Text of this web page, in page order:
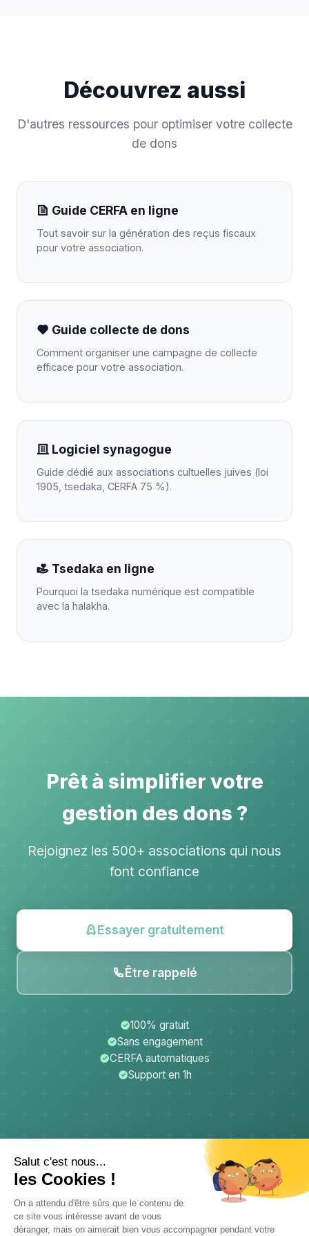
Découvrez aussi
D'autres ressources pour optimiser votre collecte
de dons
Guide CERFA en ligne
Tout savoir sur la génération des reçus fiscaux
pour votre association.
Guide collecte de dons
Comment organiser une campagne de collecte
efficace pour votre association.
Logiciel synagogue
Guide dédié aux associations cultuelles juives (loi
1905, tsedaka, CERFA 75 %).
Tsedaka en ligne
Pourquoi la tsedaka numérique est compatible
avec la halakha.
Prêt à simplifier votre
gestion des dons ?
Rejoignez les 500+ associations qui nous
font confiance
Essayer gratuitement
Être rappelé
100% gratuit
Sans engagement
CERFA automatiques
Support en 1h
CerfApp
DonateursMentions légalesConfidentialité